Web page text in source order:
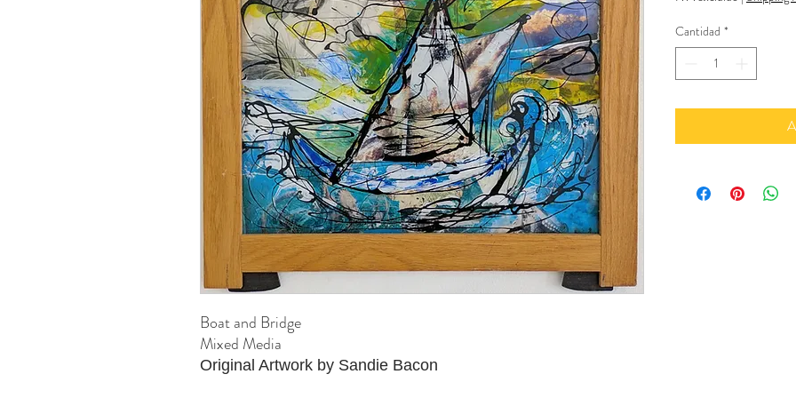
Boat and Bridge
Mixed Media
Original Artwork by Sandie Bacon
Cantidad *